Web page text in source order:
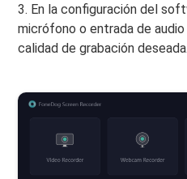
3. En la configuración del
micrófono o entrada de
calidad de grabación deseada.